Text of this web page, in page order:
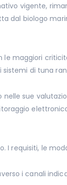
vigente,
dal biologo
le maggiori
di tuna
sue
I requisiti, le
i canali